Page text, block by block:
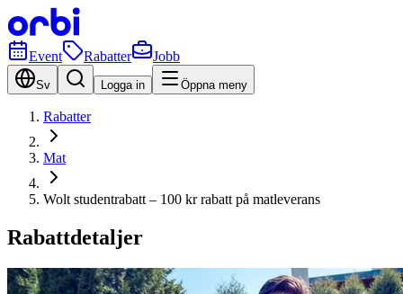
Event Rabatter Jobb
Sv Logga in Öppna meny
Rabatter
Mat
Wolt studentrabatt – 100 kr rabatt på matleverans
Rabattdetaljer